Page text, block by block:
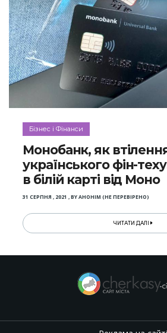
Бізнес і Фінанси
Монобанк, як
українського фін-
в білій карті від Моно
31 СЕРПНЯ , 2021 ,BYАНОНІМ (НЕ ПЕРЕВІРЕНО)
ЧИТАТИ ДАЛІ